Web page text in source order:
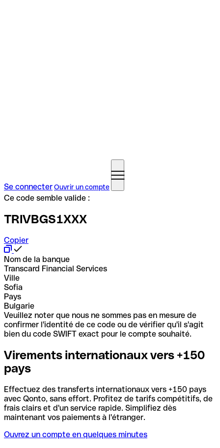
Se connecterOuvrir un compte
Ce code semble valide :
TRIVBGS1XXX
Copier
Nom de la banque
Transcard Financial Services
Ville
Sofia
Pays
Bulgarie
Veuillez noter que nous ne sommes pas en mesure de
confirmer l'identité de ce code ou de vérifier qu'il s'agit
bien du code SWIFT exact pour le compte souhaité.
Virements internationaux vers +150
pays
Effectuez des transferts internationaux vers +150 pays
avec Qonto, sans effort. Profitez de tarifs compétitifs, de
frais clairs et d'un service rapide. Simplifiez dès
maintenant vos paiements à l'étranger.
Ouvrez un compte en quelques minutes